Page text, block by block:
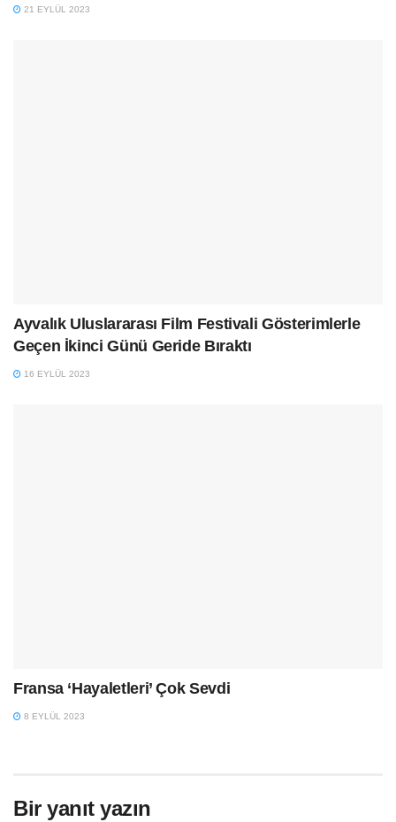
21 EYLÜL 2023
Ayvalık Uluslararası Film Festivali Gösterimlerle
Geçen İkinci Günü Geride Bıraktı
16 EYLÜL 2023
Fransa ‘Hayaletleri’ Çok Sevdi
8 EYLÜL 2023
Bir yanıt yazın